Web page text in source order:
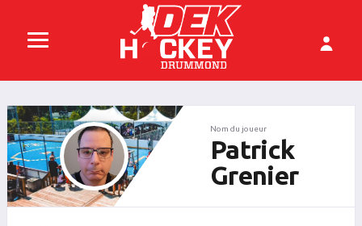
Nom du joueur
Patrick
Grenier